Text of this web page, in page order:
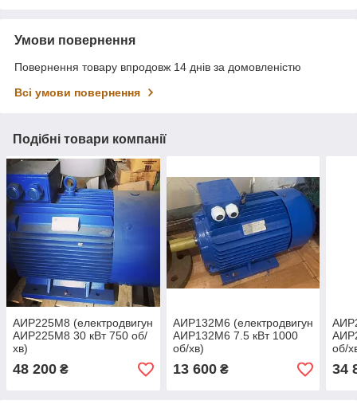
Умови повернення
Повернення товару впродовж 14 днів за домовленістю
Всі умови повернення
Подібні товари компанії
АИР225М8 (електродвигун
АИР225М8 30 кВт 750 об/
хв)
48 200 ₴
АИР132М6 (електродвигун
АИР132М6 7.5 кВт 1000
об/хв)
13 600₴
об/
34